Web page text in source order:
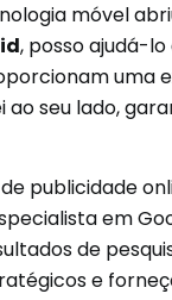
móvel
, posso ajudá-
uma
seu lado,
publicidade
em
de
e